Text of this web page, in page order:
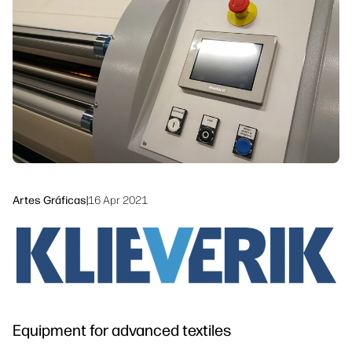
linkedInfacebook
twitteryoutube
Soluções de processo de trabalho
Sustentabilidade
Artes Gráficas|16 Apr 2021
Equipment for advanced textiles